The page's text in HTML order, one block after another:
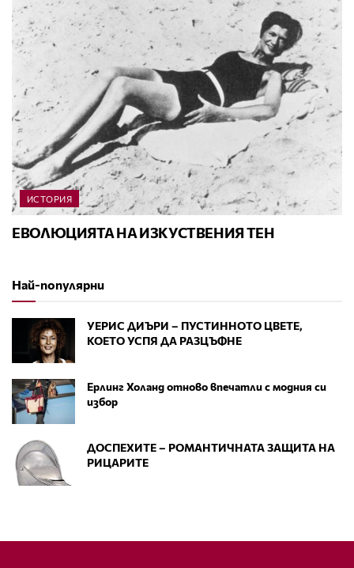
ИСТОРИЯ
ЕВОЛЮЦИЯТА НА ИЗКУСТВЕНИЯ ТЕН
Най-популярни
УЕРИС ДИЪРИ – ПУСТИННОТО ЦВЕТЕ,
КОЕТО УСПЯ ДА РАЗЦЪФНЕ
Ерлинг Холанд отново впечатли с модния си
избор
ДОСПЕХИТЕ – РОМАНТИЧНАТА ЗАЩИТА НА
РИЦАРИТЕ